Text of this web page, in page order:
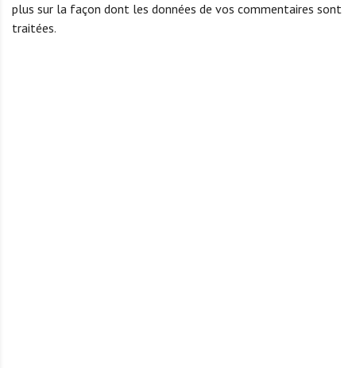
plus sur la façon dont les données de vos commentaires sont
traitées.